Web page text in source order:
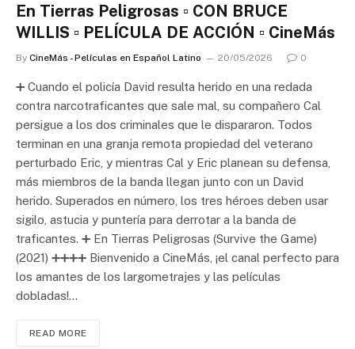
En Tierras Peligrosas ▫️ CON BRUCE
WILLIS ▫️ PELÍCULA DE ACCIÓN ▫️ CineMás
By CineMás - Películas en Español Latino 20/05/2026 0
➕ Cuando el policía David resulta herido en una redada
contra narcotraficantes que sale mal, su compañero Cal
persigue a los dos criminales que le dispararon. Todos
terminan en una granja remota propiedad del veterano
perturbado Eric, y mientras Cal y Eric planean su defensa,
más miembros de la banda llegan junto con un David
herido. Superados en número, los tres héroes deben usar
sigilo, astucia y puntería para derrotar a la banda de
traficantes. ➕ En Tierras Peligrosas (Survive the Game)
(2021) ➕➕➕➕ Bienvenido a CineMás, ¡el canal perfecto para
los amantes de los largometrajes y las películas
dobladas!…
READ MORE